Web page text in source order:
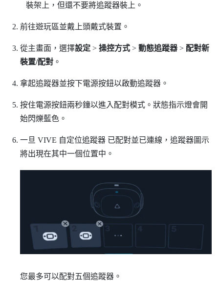
裝架上，但還不要將追蹤器裝上。
前往遊玩區並戴上頭戴式裝置。
從主畫面，選擇設定> 操控方式> 動態追蹤器> 配對新
裝置/配對。
拿起追蹤器並按下電源按鈕以啟動追蹤器。
按住電源按鈕兩秒鐘以進入配對模式。狀態指示燈會開
始閃爍藍色。
一旦 VIVE 自定位追蹤器已配對並已連線，追蹤器圖示
將出現在其中一個位置中。
您最多可以配對五個追蹤器。